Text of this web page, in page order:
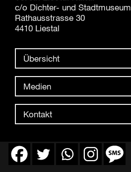
c/o Dichter- und Stadtmuseum
Rathausstrasse 30
4410 Liestal
Übersicht
Medien
Kontakt